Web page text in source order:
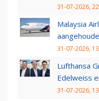
31-07-2026,
Malaysia
31-07-2026,
Lufthansa
Edelweiss
31-07-2026,